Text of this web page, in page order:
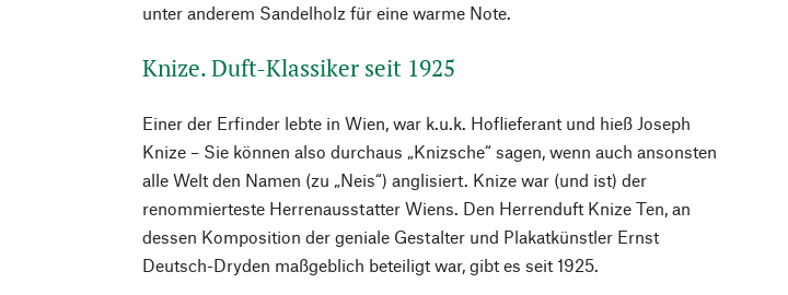
unter anderem Sandelholz für eine warme Note.
Knize. Duft-Klassiker seit 1925
Einer der Erfinder lebte in Wien, war k.u.k. Hoflieferant und hieß Joseph
Knize – Sie können also durchaus „Knizsche“ sagen, wenn auch ansonsten
alle Welt den Namen (zu „Neis“) anglisiert. Knize war (und ist) der
renommierteste Herrenausstatter Wiens. Den Herrenduft Knize Ten, an
dessen Komposition der geniale Gestalter und Plakatkünstler Ernst
Deutsch-Dryden maßgeblich beteiligt war, gibt es seit 1925.